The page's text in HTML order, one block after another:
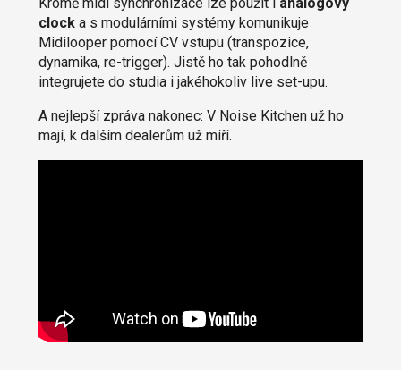
clocka s modulárními systémy komunikuje
Midilooper pomocí CV vstupu (transpozice,
dynamika, re-trigger). Jistě ho tak pohodlně
integrujete do studia i jakéhokoliv live set-upu.
A nejlepší zpráva nakonec: V Noise Kitchen už ho
mají, k dalším dealerům už míří.